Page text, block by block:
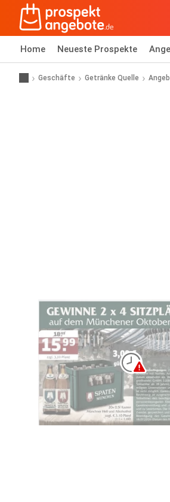
Home Neueste Prospekte
Geschäfte Getränke Quelle